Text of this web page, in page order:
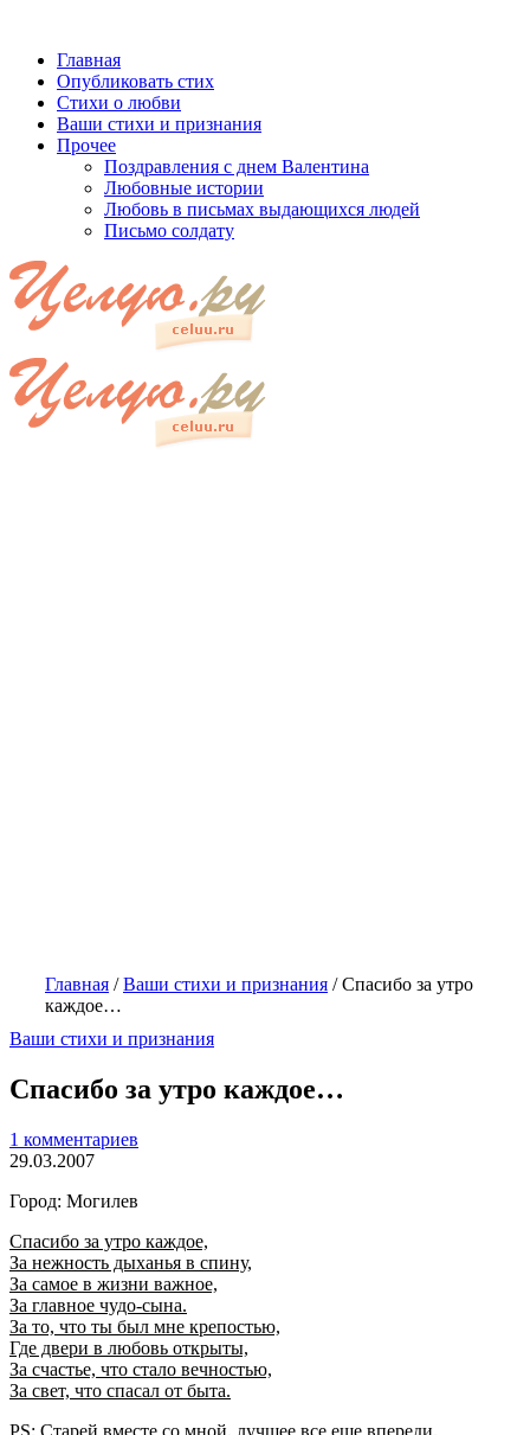
Главная
Опубликовать стих
Стихи о любви
Ваши стихи и признания
Прочее
Поздравления с днем Валентина
Любовные истории
Любовь в письмах выдающихся людей
Письмо солдату
Главная /Ваши стихи и признания /Спасибо за утро
каждое…
Ваши стихи и признания
Спасибо за утро каждое…
1 комментариев
29.03.2007
Город: Могилев
Спасибо за утро каждое,
За нежность дыханья в спину,
За самое в жизни важное,
За главное чудо-сына.
За то, что ты был мне крепостью,
Где двери в любовь открыты,
За счастье, что стало вечностью,
За свет, что спасал от быта.
PS: Старей вместе со мной, лучшее все еще впереди.